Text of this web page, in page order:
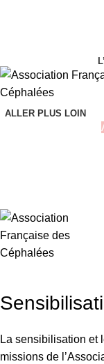
ALLER PLUS LOIN
La sensibilisation et
missions de